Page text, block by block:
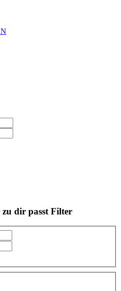
dir passt Filter